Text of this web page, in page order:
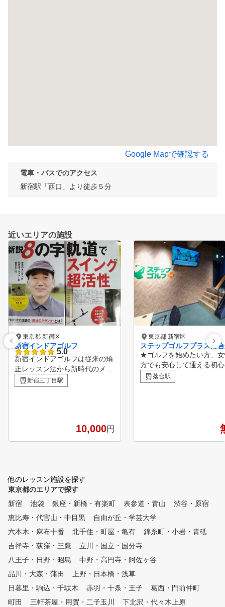
Google Mapで確認する
電車・バスでのアクセス
新宿駅「西口」より徒歩５分
近いエリアの施設
東京都 新宿区
新宿インドアゴルフ
5.0
新宿インドアゴルフは従来の矯
正レッスン法から新時代のメン
タル構築レッスンを確立 して
います。 メンタル構築法は、
つまでも忘れずに、いつでも思
多くのゴルファーは、スイング
ールを打ちいろいろYou Tube
を見たり、 理論の左脳だけを
使って覚えようとしています。
しかし左脳は直列処理が特徴の
ため、何かをすれば何かが出来
なくなってしまいます。 一度
することができない。 これが
、打っても打っても 上手くい
ったり上手くいかなかったりの
繰り返しで、なかなか上手くな
れない原因なのです。 しかし
、メンタル構築法は、まず右脳
新宿三丁目駅
10,000円
東京都 新宿区
ステップゴルフプラス落
★ゴルフを始めたい方、
方でも安心して通える初
ログラムも充実!!～無料体
約受付中!!～ ★新規入会い
ゴルフクラブ&シューズは
レンタルあり！ ★全打席
落合駅
他のレッスン施設を探す
東京都のエリアで探す
新宿
池袋 銀座・新橋・有楽町 表参道・青山
渋谷・原宿
恵比寿・代官山・中目黒
自由が丘・学芸大学
六本木・麻布十番
北千住・町屋・亀有
錦糸町・小岩・青砥
吉祥寺・荻窪・三鷹
立川・国立・国分寺
八王子・日野・昭島
中野・高円寺・阿佐ヶ谷
品川・大森・蒲田
上野・日本橋・浅草
日暮里・駒込・千駄木
赤羽・十条・王子
葛西・門前仲町
町田
三軒茶屋・用賀・二子玉川
下北沢・代々木上原